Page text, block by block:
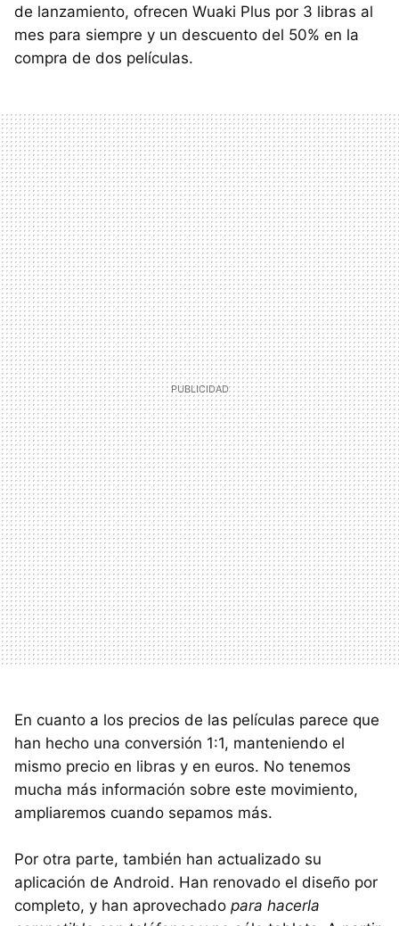
de lanzamiento, ofrecen Wuaki Plus por 3 libras al
mes para siempre y un descuento del 50% en la
compra de dos películas.
En cuanto a los precios de las películas parece que
han hecho una conversión 1:1, manteniendo el
mismo precio en libras y en euros. No tenemos
mucha más información sobre este movimiento,
ampliaremos cuando sepamos más.
Por otra parte, también han actualizado su
aplicación de Android. Han renovado el diseño por
completo, y han aprovechado para hacerla